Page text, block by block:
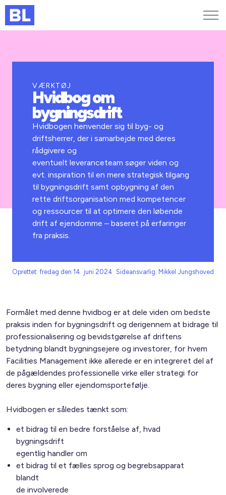
Kurser og arrangementer
Jobportalen
VÆRKTØJ
Hvidbog om
bygningsdrift
Hvidbogen henvender sig til byg- og
driftsherrer, der i samarbejde med deres
rådgivere og
eventuelt leveranceteam søger viden og
evt. inspiration til en mere strategisk tilgang
til bygningsdrift samt opbygning af den
rette driftsorganisation med kompetencer
og ressourcer til at optimere den løbende
drift af ejendomme – baseret på erfaringer
fra praksis.
Oprettet: fredag den 14. juni 2024 Sideansvarlig: Mikkel Jungshoved
Formålet med denne hvidbog er at dele viden om bedste
praksis inden for bygningsdrift og derigennem at bidrage til
professionalisering og bevidstgørelse af driftens
betydning blandt bygningsejere og investorer, for hvem
Facilities Management ikke allerede er en integreret del af
de pågældendes professionelle virke eller strategi for
deres bygning eller ejendomsportefølje.
Hvidbogen er således tænkt som:
et bidrag til en bedre forståelse af, hvad
bygningsdrift
egentlig handler om
et bidrag til et fælles sprog og begrebsapparat
blandt
de involverede